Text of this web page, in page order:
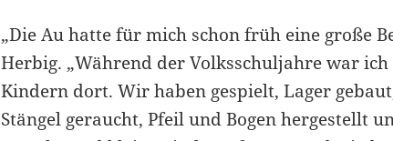
„Die Au hatte für mich schon früh eine große
Herbig. „Während der Volksschuljahre war
Kindern dort. Wir haben gespielt, Lager
Stängel geraucht, Pfeil und Bogen hergestellt